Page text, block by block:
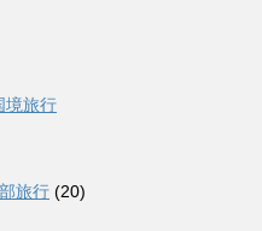
境旅行
旅行 (20)